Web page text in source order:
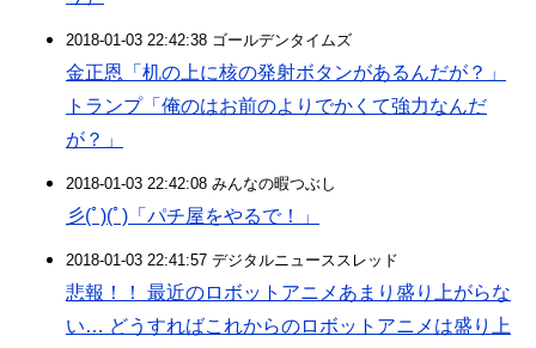
2018-01-03 22:42:38 ゴールデンタイムズ
金正恩「机の上に核の発射ボタンがあるんだが？」
トランプ「俺のはお前のよりでかくて強力なんだ
が？」
2018-01-03 22:42:08 みんなの暇つぶし
彡(ﾟ)(ﾟ)「パチ屋をやるで！」
2018-01-03 22:41:57 デジタルニューススレッド
悲報！！ 最近のロボットアニメあまり盛り上がらな
い… どうすればこれからのロボットアニメは盛り上